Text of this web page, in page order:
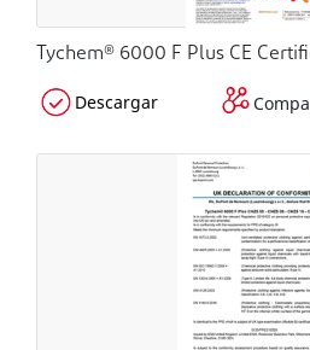
Tychem® 6000 F Plus CE
Descargar